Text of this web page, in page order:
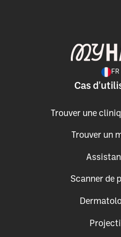
FR
Cas
Trouver une
Trouver un
Scanner de